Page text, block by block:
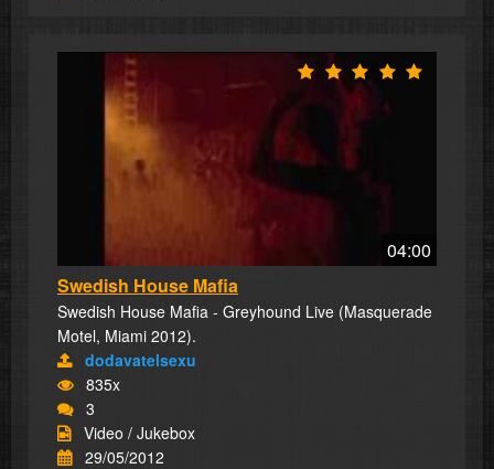
04:00
Swedish House Mafia
Swedish House Mafia - Greyhound Live (Masquerade
Motel, Miami 2012).
dodavatelsexu
835x
3
Video / Jukebox
29/05/2012